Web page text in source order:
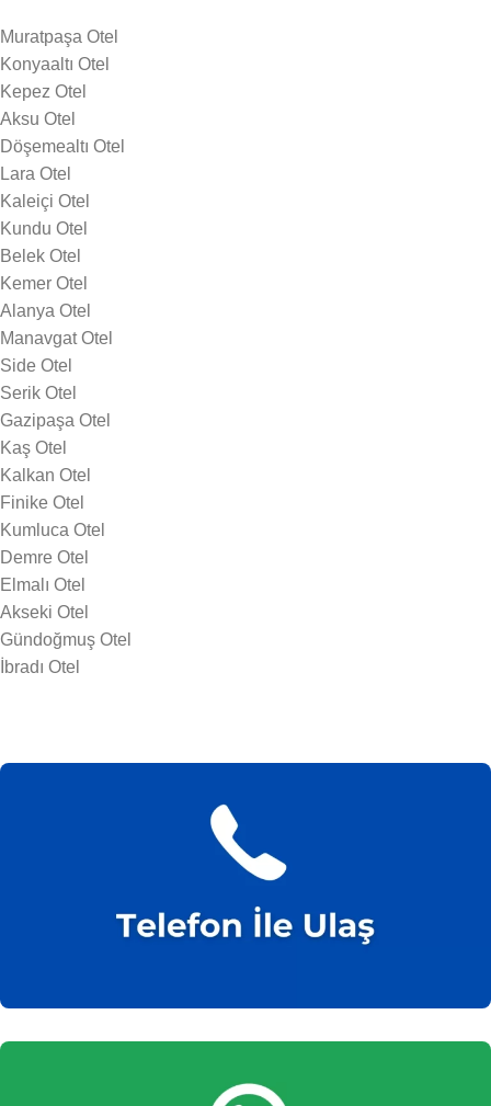
Muratpaşa Otel
Konyaaltı Otel
Kepez Otel
Aksu Otel
Döşemealtı Otel
Lara Otel
Kaleiçi Otel
Kundu Otel
Belek Otel
Kemer Otel
Alanya Otel
Manavgat Otel
Side Otel
Serik Otel
Gazipaşa Otel
Kaş Otel
Kalkan Otel
Finike Otel
Kumluca Otel
Demre Otel
Elmalı Otel
Akseki Otel
Gündoğmuş Otel
İbradı Otel